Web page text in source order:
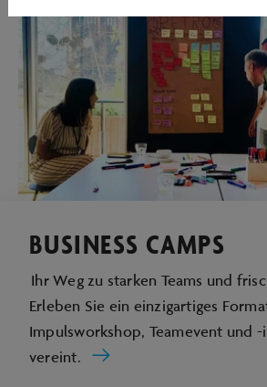
BUSINESS CAMPS
Ihr Weg zu starken Teams und
Erleben Sie ein einzigartiges
Impulsworkshop, Teamevent und
vereint.